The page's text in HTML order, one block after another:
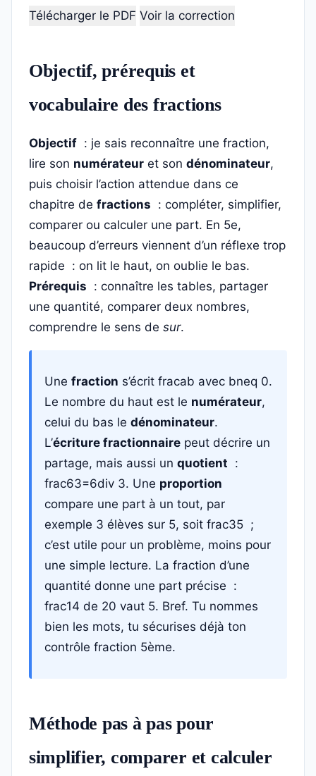
Télécharger le PDF Voir la correction
Objectif, prérequis et
vocabulaire des fractions
Objectif : je sais reconnaître une fraction,
lire son numérateur et son dénominateur,
puis choisir l’action attendue dans ce
chapitre de fractions : compléter, simplifier,
comparer ou calculer une part. En 5e,
beaucoup d’erreurs viennent d’un réflexe trop
rapide : on lit le haut, on oublie le bas.
Prérequis : connaître les tables, partager
une quantité, comparer deux nombres,
comprendre le sens de sur.
Une fraction s’écrit fracab avec bneq 0.
Le nombre du haut est le numérateur,
celui du bas le dénominateur.
L’écriture fractionnaire peut décrire un
partage, mais aussi un quotient :
frac63=6div 3. Une proportion
compare une part à un tout, par
exemple 3 élèves sur 5, soit frac35 ;
c’est utile pour un problème, moins pour
une simple lecture. La fraction d’une
quantité donne une part précise :
frac14 de 20 vaut 5. Bref. Tu nommes
bien les mots, tu sécurises déjà ton
contrôle fraction 5ème.
Méthode pas à pas pour
simplifier, comparer et calculer